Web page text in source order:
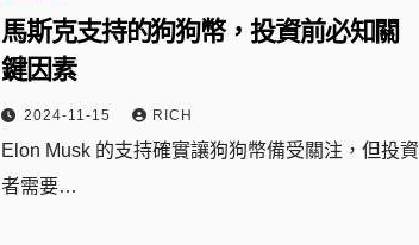
馬斯克支持的狗狗幣，投資前必知關
鍵因素
2024-11-15 RICH
Elon Musk 的支持確實讓狗狗幣備受關注，但投資
者需要…